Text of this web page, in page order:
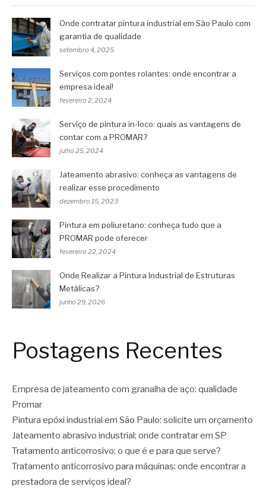
Onde contratar pintura industrial em São Paulo com
garantia de qualidade
setembro 4, 2025
Serviços com pontes rolantes: onde encontrar a
empresa ideal!
fevereiro 2, 2024
Serviço de pintura in-loco: quais as vantagens de
contar com a PROMAR?
julho 25, 2024
Jateamento abrasivo: conheça as vantagens de
realizar esse procedimento
dezembro 15, 2023
Pintura em poliuretano: conheça tudo que a
PROMAR pode oferecer
fevereiro 22, 2024
Onde Realizar a Pintura Industrial de Estruturas
Metálicas?
junho 29, 2026
Postagens Recentes
Empresa de jateamento com granalha de aço: qualidade
Promar
Pintura epóxi industrial em São Paulo: solicite um orçamento
Jateamento abrasivo industrial: onde contratar em SP
Tratamento anticorrosivo: o que é e para que serve?
Tratamento anticorrosivo para máquinas: onde encontrar a
prestadora de serviços ideal?